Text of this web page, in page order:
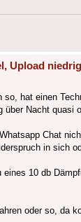
Upload niedrig
hat einen
Nacht
Chat
in sich
10 db
oder so, da